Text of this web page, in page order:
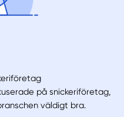
på snickeriföretag,
väldigt bra.